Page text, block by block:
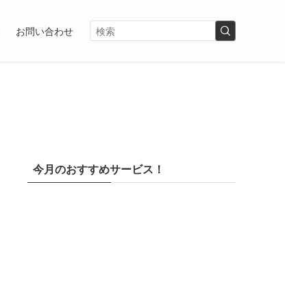
お問い合わせ
今月のおすすめサービス！